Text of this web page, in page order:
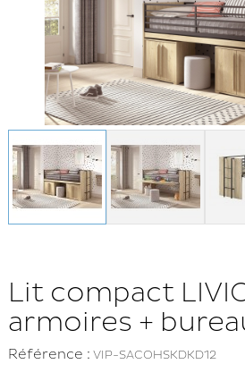
Lit compact
armoires +
Référence : VIP-SACOHSKDKD12